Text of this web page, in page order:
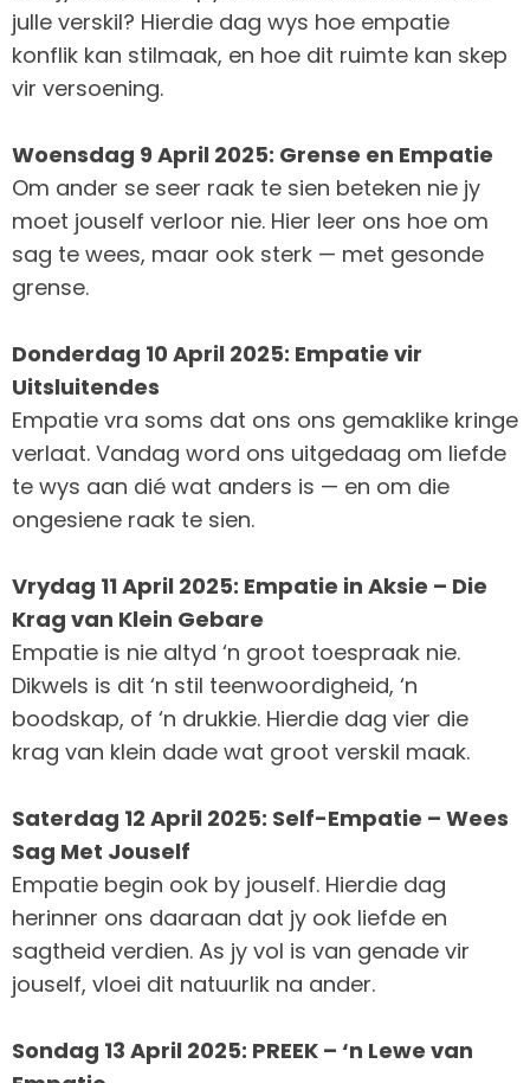
julle verskil? Hierdie dag wys hoe empatie
konflik kan stilmaak, en hoe dit ruimte kan skep
vir versoening.
Woensdag 9 April 2025: Grense en Empatie
Om ander se seer raak te sien beteken nie jy
moet jouself verloor nie. Hier leer ons hoe om
sag te wees, maar ook sterk — met gesonde
grense.
Donderdag 10 April 2025: Empatie vir
Uitsluitendes
Empatie vra soms dat ons ons gemaklike kringe
verlaat. Vandag word ons uitgedaag om liefde
te wys aan dié wat anders is — en om die
ongesiene raak te sien.
Vrydag 11 April 2025: Empatie in Aksie – Die
Krag van Klein Gebare
Empatie is nie altyd ‘n groot toespraak nie.
Dikwels is dit ‘n stil teenwoordigheid, ‘n
boodskap, of ‘n drukkie. Hierdie dag vier die
krag van klein dade wat groot verskil maak.
Saterdag 12 April 2025: Self-Empatie – Wees
Sag Met Jouself
Empatie begin ook by jouself. Hierdie dag
herinner ons daaraan dat jy ook liefde en
sagtheid verdien. As jy vol is van genade vir
jouself, vloei dit natuurlik na ander.
Sondag 13 April 2025: PREEK – ‘n Lewe van